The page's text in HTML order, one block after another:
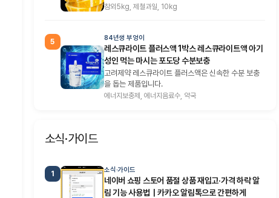
참외5kg, 제철과일, 10kg
5 84년생 부엉이
레스큐라이트 플러스액 1박스 레스큐라이트액 아기
성인 먹는 마시는 포도당 수분보충
고려제약 레스큐라이트 플러스액은 신속한 수분 보충
을 돕는 제품입니다.
에너지보충제, 에너지음료수, 약국
소식·가이드
1 소식·가이드
네이버 쇼핑 스토어 품절 상품 재입고·가격 하락 알
림 기능 사용법｜카카오 알림톡으로 간편하게